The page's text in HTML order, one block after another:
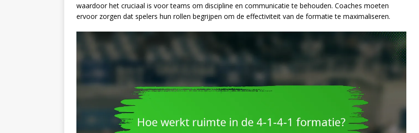
waardoor het cruciaal is voor teams om discipline en communicatie te behouden. Coaches moeten
ervoor zorgen dat spelers hun rollen begrijpen om de effectiviteit van de formatie te maximaliseren.